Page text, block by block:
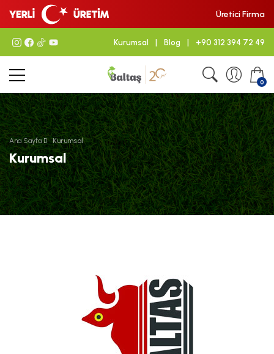
Üretici Firma
Kurumsal | Blog | +90 312 394 72 49
0
Ana Sayfa Kurumsal
Kurumsal